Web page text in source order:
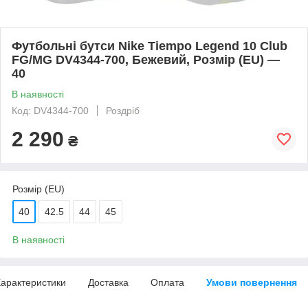
Футбольні бутси Nike Tiempo Legend 10 Club
FG/MG DV4344-700, Бежевий, Розмір (EU) —
40
В наявності
Код: DV4344-700
Роздріб
2 290 ₴
Розмір (EU)
40 42.5 44 45
В наявності
Доставка Оплата Умови повернення